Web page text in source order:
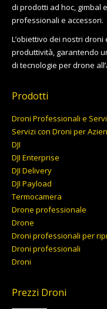
di prodotti ad hoc, gimbal
professionali e accessori.
L’obiettivo dei nostri
produttività, garantendo
di tecnologie per drone
Prodotti
Droni Professionali e
Servizi con Droni per
DJI
DJI Enterprise
DJI Delivery
DJI Payload
Termocamera
Drone professionale
Drone
Droni professionali per
Droni professionali
Droni
Prezzi Droni